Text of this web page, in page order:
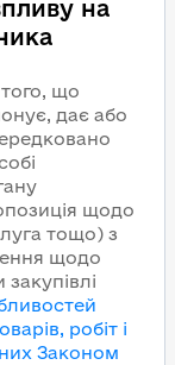
на
що
дає або
щодо
тощо) з
щодо
робіт і
Законом